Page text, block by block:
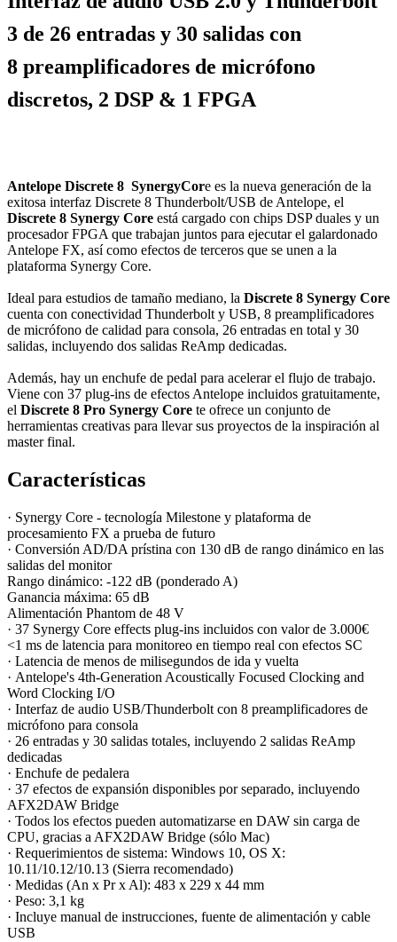
3 de 26 entradas y 30 salidas con
8 preamplificadores de micrófono
discretos, 2 DSP & 1 FPGA
Antelope Discrete 8 SynergyCore es la nueva generación de la
exitosa interfaz Discrete 8 Thunderbolt/USB de Antelope, el
Discrete 8 Synergy Core está cargado con chips DSP duales y un
procesador FPGA que trabajan juntos para ejecutar el galardonado
Antelope FX, así como efectos de terceros que se unen a la
plataforma Synergy Core.
Ideal para estudios de tamaño mediano, la Discrete 8 Synergy Core
cuenta con conectividad Thunderbolt y USB, 8 preamplificadores
de micrófono de calidad para consola, 26 entradas en total y 30
salidas, incluyendo dos salidas ReAmp dedicadas.
Además, hay un enchufe de pedal para acelerar el flujo de trabajo.
Viene con 37 plug-ins de efectos Antelope incluidos gratuitamente,
el Discrete 8 Pro Synergy Core te ofrece un conjunto de
herramientas creativas para llevar sus proyectos de la inspiración al
master final.
Características
· Synergy Core - tecnología Milestone y plataforma de
procesamiento FX a prueba de futuro
· Conversión AD/DA prístina con 130 dB de rango dinámico en las
salidas del monitor
Rango dinámico: -122 dB (ponderado A)
Ganancia máxima: 65 dB
Alimentación Phantom de 48 V
· 37 Synergy Core effects plug-ins incluidos con valor de 3.000€
<1 ms de latencia para monitoreo en tiempo real con efectos SC
· Latencia de menos de milisegundos de ida y vuelta
· Antelope's 4th-Generation Acoustically Focused Clocking and
Word Clocking I/O
· Interfaz de audio USB/Thunderbolt con 8 preamplificadores de
micrófono para consola
· 26 entradas y 30 salidas totales, incluyendo 2 salidas ReAmp
dedicadas
· Enchufe de pedalera
· 37 efectos de expansión disponibles por separado, incluyendo
AFX2DAW Bridge
· Todos los efectos pueden automatizarse en DAW sin carga de
CPU, gracias a AFX2DAW Bridge (sólo Mac)
· Requerimientos de sistema: Windows 10, OS X:
10.11/10.12/10.13 (Sierra recomendado)
· Medidas (An x Pr x Al): 483 x 229 x 44 mm
· Peso: 3,1 kg
· Incluye manual de instrucciones, fuente de alimentación y cable
USB